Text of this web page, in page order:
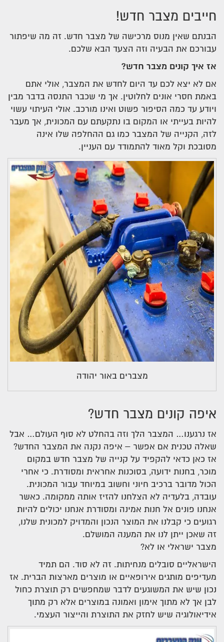
חייבים מצבר חדש!
הבנתם שאין מנוס מרכישה של מצבר חדש. זה מה שיפתור
עבורכם את הבעיה וזה הצעד הבא שלכם.
אז איך קונים מצבר חדש?
אם לא יצא לכם עד היום לחדש את המצבר, אולי אתם
באמת חסרי אונים לחלוטין. אך מי שכבר התנסה בדבר מבין
ויודע עד כמה הסיפור פשוט ואינו מורכב. אולי העיתוי עשוי
להיות בעייתי או המקום בו נתקעתם עם המכונית, אך מעבר
לזה, הקנייה של המצבר כמו גם ההחלפה שלו אינה
מסובכת וקל מאוד להתמודד עם העניין.
מצברים באור יהודה
איפה קונים מצבר חדש?
אז נרגענו… המצבר הלך וזה בהחלט לא סוף העולם… אבל
שאלה טכנית אם אפשר – איפה נקנה את המצבר החדש?
אז כאן כדאי להקפיד על קנייה של מצבר חדש במקום
מוכר, בחנות ידועה, בסוכנות אחראית ומסודרת. כי אחרי
הכול מדובר ברכיב חיוני וחשוב במיוחד עבור המכונית.
עובדה, בלעדיה לא הצלחנו להזיז אותה ממקומה. כאשר
אנחנו פונים אל חנות אמינה ומסודרת אנחנו יכולים להיות
רגועים כי קבלנו את המוצר הנכון והמדויק למכונית שלנו,
זה שאכן ייתן לנו את המענה המושלם.
מצבר ישראלי או לא?
הישראליים סובלים מנחיתות. זה לא סוד. הם תמיד
מעדיפים מותגים אירופאיים או מוצרים מארצות הברית. אז
נכון שיש את המשוגעים לדבר שמחפשים רק תוצרת כחול
לבן אך לא מתוך אימון ואמונה במוצרים אלא רק מתוך
אידיאולוגיה שיש לחזק את התוצרת והייצור העצמי.